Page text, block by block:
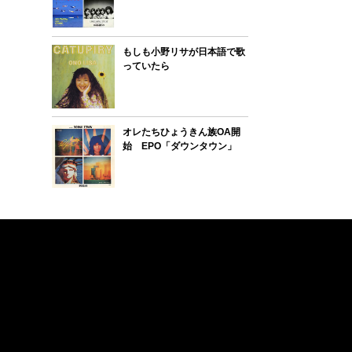
もしも小野リサが日本語で歌
っていたら
オレたちひょうきん族OA開
始 EPO「ダウンタウン」